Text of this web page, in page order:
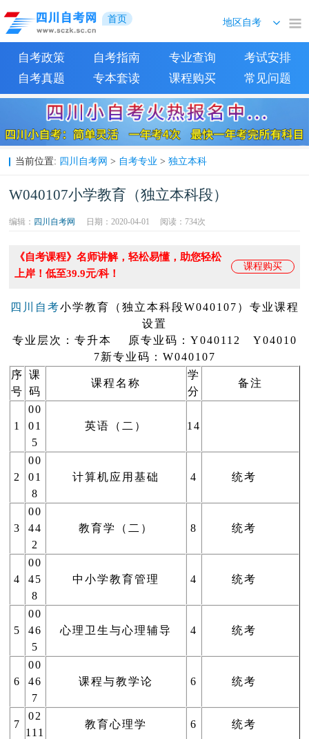
首页
自考政策 自考指南 专业查询
考试安排
自考真题
专本套读 课程购买 常见问题
当前位置: 四川自考网 > 自考专业 > 独立本科
W040107小学教育（独立本科段）
编辑： 四川自考网 日期：2020-04-01 阅读： 734次
课程购买
《自考课程》名师讲解，轻松易懂，助您轻松
上岸！低至39.9元/科！
四川自考小学教育（独立本科段W040107 ）专业课程
设置
专业层次：专升本 原专业码：Y040112 Y04010
7新专业码： W040107
序
号
课
码
课程名称
学
分
备注
1
00
01
5
英语（二） 14
2
00
01
8
计算机应用基础 4 统考
3
00
44
2
教育学（二） 8 统考
4
00
45
8
中小学教育管理 4 统考
5
00
46
5
心理卫生与心理辅导 4 统考
6
00
46
7
课程与教学论 6 统考
7
02
111
教育心理学 6 统考